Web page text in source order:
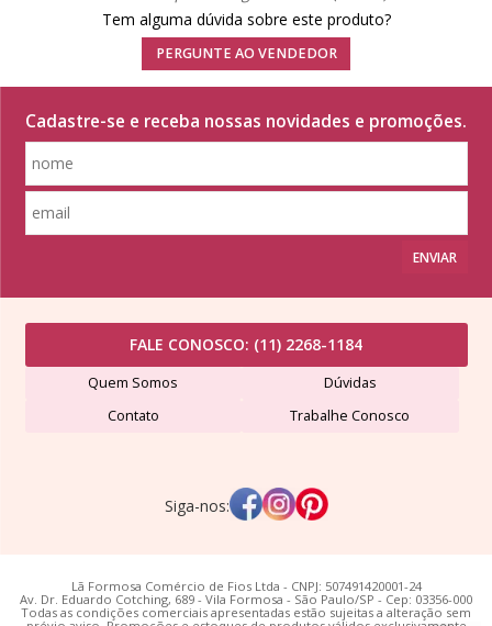
Tem alguma dúvida sobre este produto?
PERGUNTE AO VENDEDOR
Cadastre-se e receba nossas novidades e promoções.
ENVIAR
FALE CONOSCO: (11) 2268-1184
Quem Somos
Dúvidas
Contato
Trabalhe Conosco
Siga-nos:
Lã Formosa Comércio de Fios Ltda - CNPJ: 507491420001-24
Av. Dr. Eduardo Cotching, 689 - Vila Formosa - São Paulo/SP - Cep: 03356-000
Todas as condições comerciais apresentadas estão sujeitas a alteração sem